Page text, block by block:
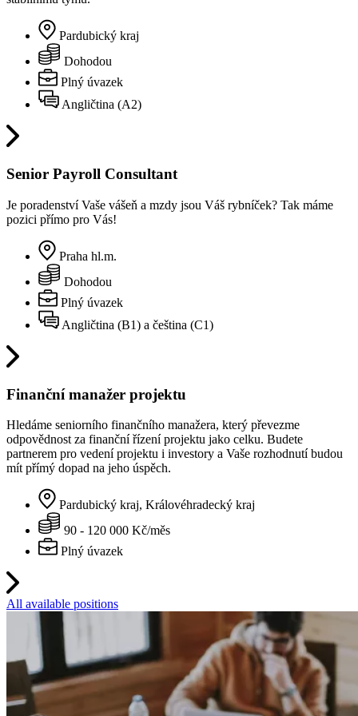
Pardubický kraj
Dohodou
Plný úvazek
Angličtina (A2)
Senior Payroll Consultant
Je poradenství Vaše vášeň a mzdy jsou Váš rybníček? Tak máme
pozici přímo pro Vás!
Praha hl.m.
Dohodou
Plný úvazek
Angličtina (B1) a čeština (C1)
Finanční manažer projektu
Hledáme seniorního finančního manažera, který převezme
odpovědnost za finanční řízení projektu jako celku. Budete
partnerem pro vedení projektu i investory a Vaše rozhodnutí budou
mít přímý dopad na jeho úspěch.
Pardubický kraj, Královéhradecký kraj
90 - 120 000 Kč/měs
Plný úvazek
All available positions